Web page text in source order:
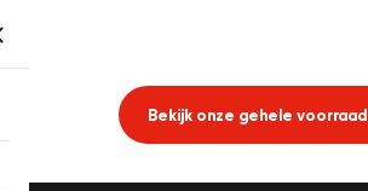
Bekijk onze gehele voorraad